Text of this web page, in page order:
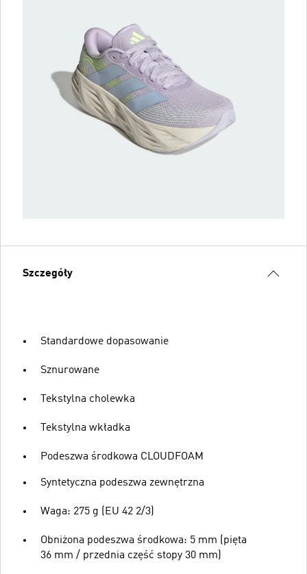
Szczegóły
Standardowe dopasowanie
Sznurowane
Tekstylna cholewka
Tekstylna wkładka
Podeszwa środkowa CLOUDFOAM
Syntetyczna podeszwa zewnętrzna
Waga: 275 g (EU 42 2/3)
Obniżona podeszwa środkowa: 5 mm (pięta
36 mm / przednia część stopy 30 mm)